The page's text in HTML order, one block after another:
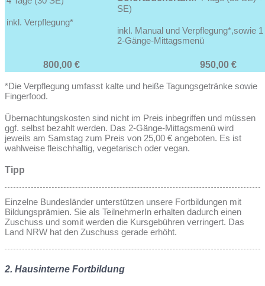
inkl. Verpflegung*
SE)
inkl. Manual und Verpflegung*,sowie
2-Gänge-Mittagsmenü
800,00 € 950,00 €
*Die Verpflegung umfasst kalte und heiße Tagungsgetränke sowie
Fingerfood.
Übernachtungskosten sind nicht im Preis inbegriffen und müssen
ggf. selbst bezahlt werden. Das 2-Gänge-Mittagsmenü wird
jeweils am Samstag zum Preis von 25,00 € angeboten. Es ist
wahlweise fleischhaltig, vegetarisch oder vegan.
Tipp
Einzelne Bundesländer unterstützen unsere Fortbildungen mit
Bildungsprämien. Sie als TeilnehmerIn erhalten dadurch einen
Zuschuss und somit werden die Kursgebühren verringert. Das
Land NRW hat den Zuschuss gerade erhöht.
2. Hausinterne Fortbildung